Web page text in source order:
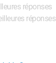
réponses
réponses